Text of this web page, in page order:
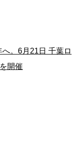
。6月21日 千葉ロ
開催